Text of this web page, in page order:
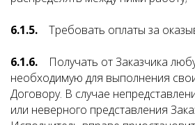
6.1.5. Требовать оплаты за
6.1.6. Получать от Заказчика
необходимую для выполнения
Договору. В случае
или неверного представления